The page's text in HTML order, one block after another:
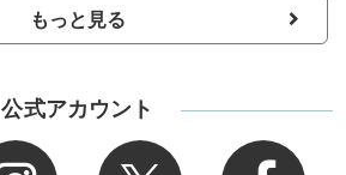
もっと見る
公式アカウント